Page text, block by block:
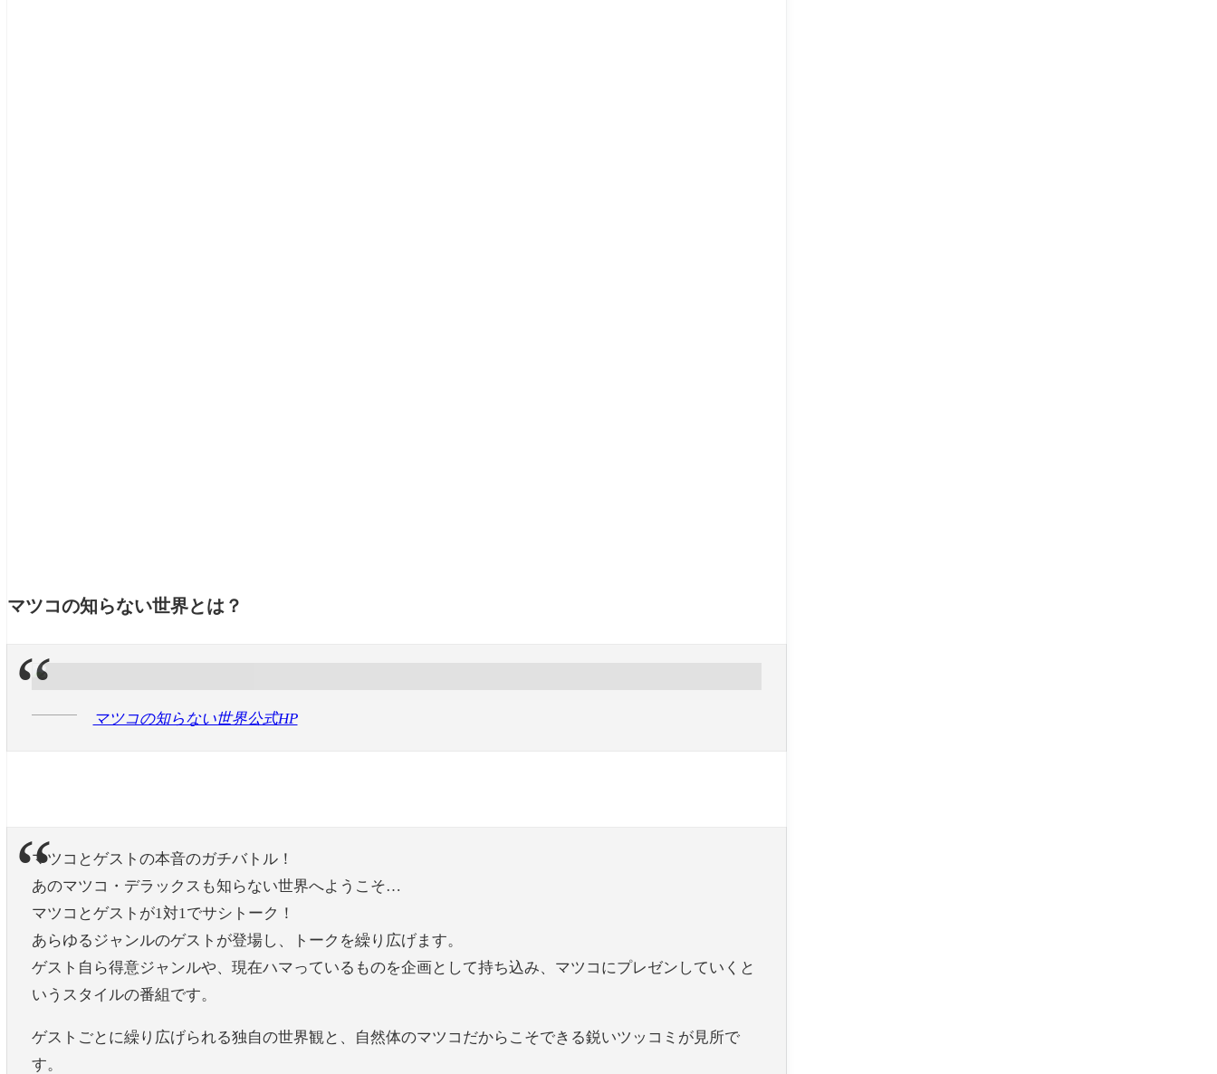
マツコの知らない世界とは？
マツコの知らない世界公式HP
マツコとゲストの本音のガチバトル！
あのマツコ・デラックスも知らない世界へようこそ…
マツコとゲストが1対1でサシトーク！
あらゆるジャンルのゲストが登場し、トークを繰り広げます。
ゲスト自ら得意ジャンルや、現在ハマっているものを企画として持ち込み、マツコにプレゼンしていくと
いうスタイルの番組です。
ゲストごとに繰り広げられる独自の世界観と、自然体のマツコだからこそできる鋭いツッコミが見所で
す。